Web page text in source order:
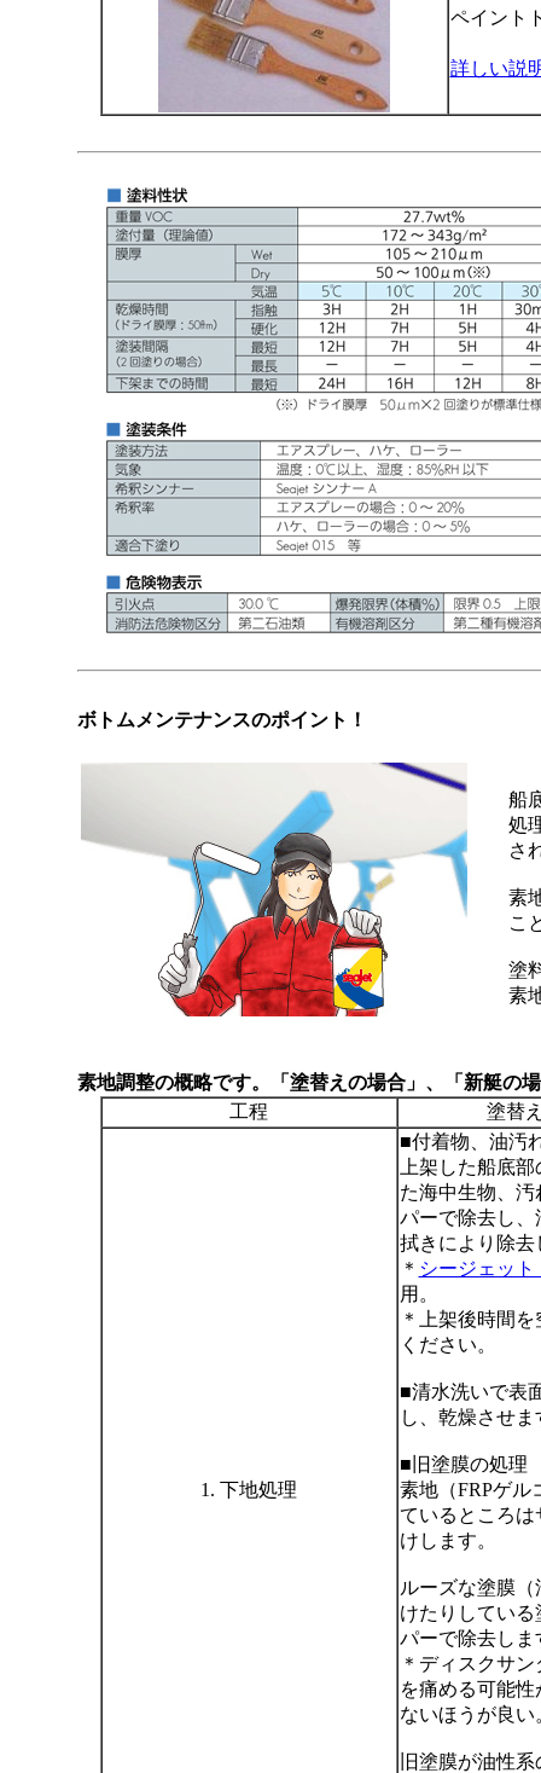
ペイント
詳しい説
ボトムメンテナンスのポイント！
船
処
さ
素
こ
塗
素
素地調整の概略です。「塗替えの場合」、「新艇の
工程
塗替
1. 下地処理
■付着物、油汚
上架した船底
た海中生物、
パーで除去し、
拭きにより除去
＊ シージェッ
用。
＊上架後時間
ください。
■清水洗いで表
し、乾燥させま
■旧塗膜の処理
素地（FRPゲル
ているところは
けします。
ルーズな塗膜
けたりしてい
パーで除去しま
＊ディスクサ
を痛める可能
ないほうが良い
旧塗膜が油性